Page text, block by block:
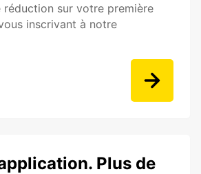
réduction sur votre première
inscrivant à notre
Plus de